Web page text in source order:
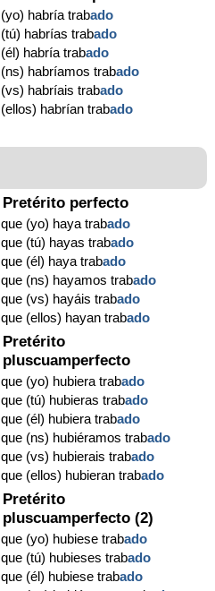
(yo) habría trabado
(tú) habrías trabado
(él) habría trabado
(ns) habríamos trabado
(vs) habríais trabado
(ellos) habrían trabado
Pretérito perfecto
que (yo) haya trabado
que (tú) hayas trabado
que (él) haya trabado
que (ns) hayamos trabado
que (vs) hayáis trabado
que (ellos) hayan trabado
Pretérito
pluscuamperfecto
que (yo) hubiera trabado
que (tú) hubieras trabado
que (él) hubiera trabado
que (ns) hubiéramos trabado
que (vs) hubierais trabado
que (ellos) hubieran trabado
Pretérito
pluscuamperfecto (2)
que (yo) hubiese trabado
que (tú) hubieses trabado
que (él) hubiese trabado